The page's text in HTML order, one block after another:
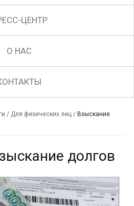
ЦЕНТР
О НАС
/ Для физических лиц / Взыскание
долгов